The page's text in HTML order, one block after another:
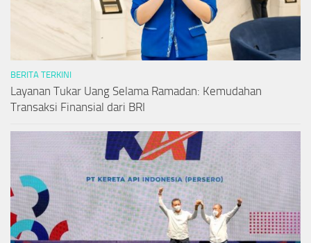
BERITA TERKINI
Layanan Tukar Uang Selama Ramadan: Kemudahan
Transaksi Finansial dari BRI